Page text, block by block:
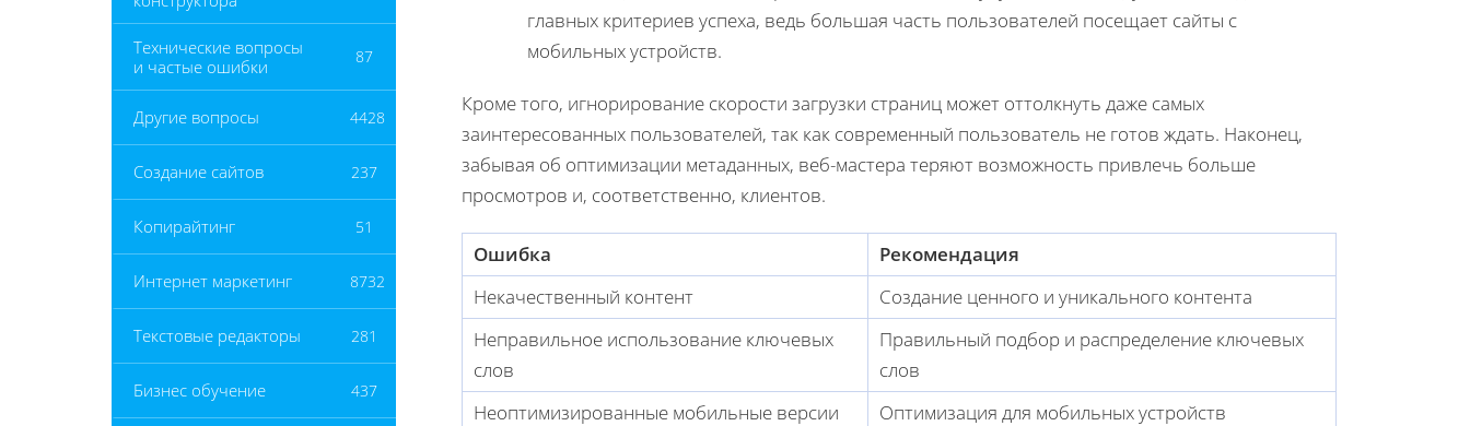
Технические вопросы
и частые ошибки
87
Другие вопросы 4428
Создание сайтов 237
Копирайтинг 51
Интернет маркетинг 8732
Текстовые редакторы 281
Бизнес обучение 437
главных критериев успеха, ведь большая часть пользователей посещает сайты с
мобильных устройств.
Кроме того, игнорирование скорости загрузки страниц может оттолкнуть даже самых
заинтересованных пользователей, так как современный пользователь не готов ждать. Наконец,
забывая об оптимизации метаданных, веб-мастера теряют возможность привлечь больше
просмотров и, соответственно, клиентов.
Ошибка
Рекомендация
Некачественный контент
Создание ценного и уникального контента
Неправильное использование ключевых
слов
Правильный подбор и распределение ключевых
слов
Неоптимизированные мобильные версии
Оптимизация для мобильных устройств